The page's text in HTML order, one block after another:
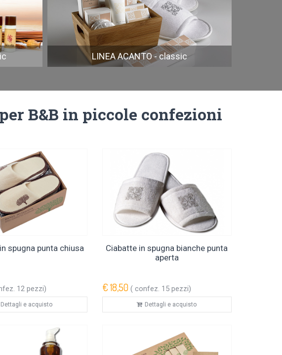
LINEA ACANTO - classic
B&B in piccole confezioni
spugna punta chiusa
12 pezzi)
Dettagli e acquisto
Ciabatte in spugna bianche punta
aperta
€ 18,50 ( confez. 15 pezzi)
Dettagli e acquisto